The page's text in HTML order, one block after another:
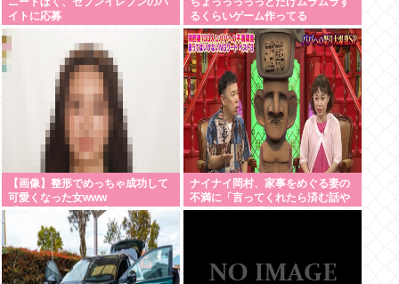
イトに応募
るくらいゲーム作ってる
【画像】整形でめっちゃ成功して
可愛くなった女www
【Pickup05164700】
ナイナイ岡村、家事をめぐる妻の
不満に「言ってくれたら済む話や
ん」になるみ「バイトやったらク